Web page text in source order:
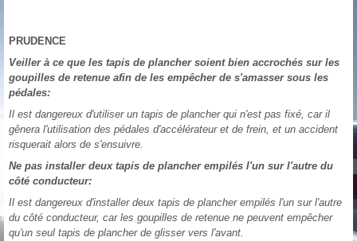
PRUDENCE
Veiller à ce que les tapis de plancher soient bien accrochés sur les
goupilles de retenue afin de les empêcher de s'amasser sous les
pédales:
Il est dangereux d'utiliser un tapis de plancher qui n'est pas fixé, car il
gênera l'utilisation des pédales d'accélérateur et de frein, et un accident
risquerait alors de s'ensuivre.
Ne pas installer deux tapis de plancher empilés l'un sur l'autre du
côté conducteur:
Il est dangereux d'installer deux tapis de plancher empilés l'un sur l'autre
du côté conducteur, car les goupilles de retenue ne peuvent empêcher
qu'un seul tapis de plancher de glisser vers l'avant.